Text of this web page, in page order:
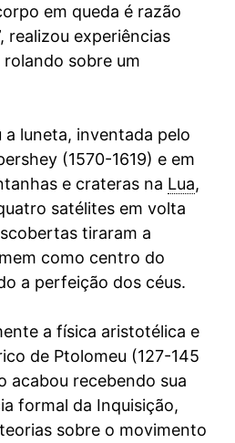
em queda é razão
realizou experiências
sobre um
a luneta, inventada pelo
(1570-1619) e em
e crateras na Lua,
satélites em volta
tiraram a
como centro do
a perfeição dos céus.
a física aristotélica e
de Ptolomeu (127-145
acabou recebendo sua
formal da Inquisição,
sobre o movimento